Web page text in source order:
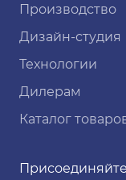
Производство
Дизайн-студия
Технологии
Дилерам
Каталог